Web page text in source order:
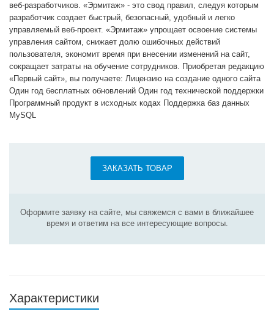
веб-разработчиков. «Эрмитаж» - это свод правил, следуя которым
разработчик создает быстрый, безопасный, удобный и легко
управляемый веб-проект. «Эрмитаж» упрощает освоение системы
управления сайтом, снижает долю ошибочных действий
пользователя, экономит время при внесении изменений на сайт,
сокращает затраты на обучение сотрудников. Приобретая редакцию
«Первый сайт», вы получаете: Лицензию на создание одного сайта
Один год бесплатных обновлений Один год технической поддержки
Программный продукт в исходных кодах Поддержка баз данных
MySQL
ЗАКАЗАТЬ ТОВАР
Оформите заявку на сайте, мы свяжемся с вами в ближайшее
время и ответим на все интересующие вопросы.
Характеристики